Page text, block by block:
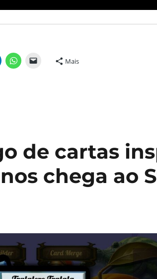
Mais
de cartas
chega ao